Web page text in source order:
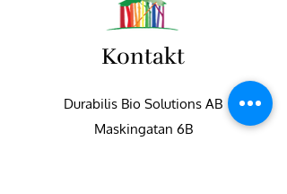
Kontakt
Durabilis Bio Solutions AB
Maskingatan 6B